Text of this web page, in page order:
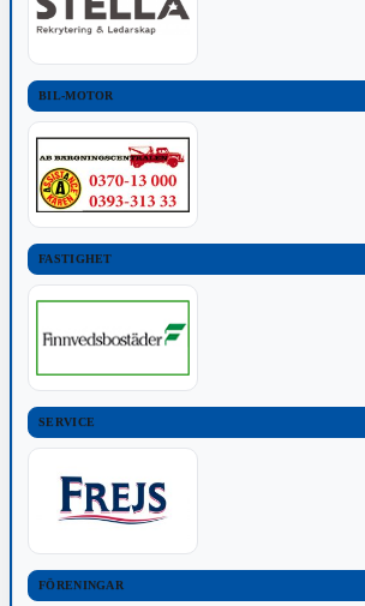
BIL-MOTOR
FASTIGHET
SERVICE
FÖRENINGAR